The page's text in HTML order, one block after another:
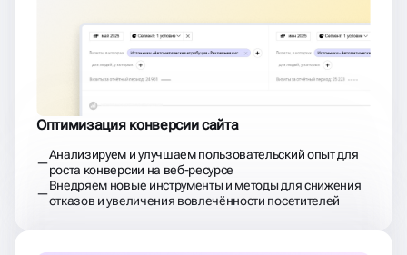
Оптимизация конверсии сайта
Анализируем и улучшаем пользовательский опыт для
роста конверсии на веб-ресурсе
Внедряем новые инструменты и методы для снижения
отказов и увеличения вовлечённости посетителей